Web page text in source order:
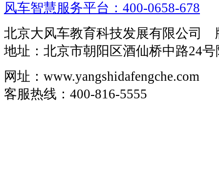
风车智慧服务平台：400-0658-678
北京大风车教育科技发展有限公司
地址：北京市朝阳区酒仙桥中路24
网址：www.yangshidafengche.com
客服热线：400-816-5555